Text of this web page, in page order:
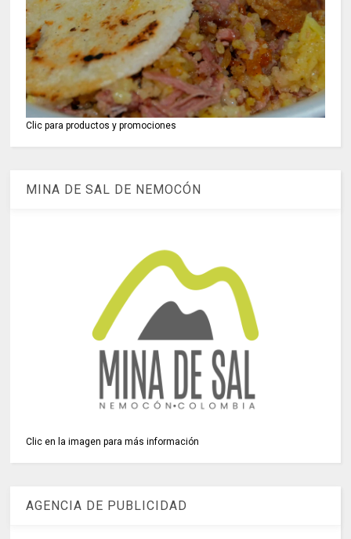
Clic para productos y promociones
MINA DE SAL DE NEMOCÓN
Clic en la imagen para más información
AGENCIA DE PUBLICIDAD